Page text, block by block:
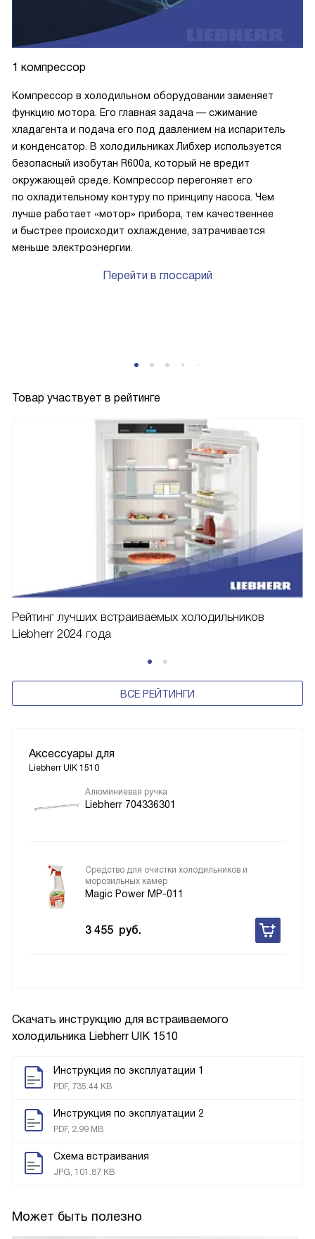
Скачать инструкцию для встраиваемого
холодильника Liebherr UIK 1510
Инструкция по эксплуатации 1
PDF, 735.44 KB
Инструкция по эксплуатации 2
PDF, 2.99 MB
Схема встраивания
JPG, 101.87 KB
Может быть полезно
1 компрессор
Компрессор в холодильном оборудовании заменяет
функцию мотора. Его главная задача — сжимание
хладагента и подача его под давлением на испаритель
и конденсатор. В холодильниках Либхер используется
безопасный изобутан R600a, который не вредит
окружающей среде. Компрессор перегоняет его
по охладительному контуру по принципу насоса. Чем
лучше работает «мотор» прибора, тем качественнее
и быстрее происходит охлаждение, затрачивается
меньше электроэнергии.
Перейти в глоссарий
Товар участвует в рейтинге
Рейтинг лучших встраиваемых холодильников
Liebherr 2024 года
ВСЕ РЕЙТИНГИ
Аксессуары для
Liebherr UIK 1510
Алюминиевая ручка
Liebherr 704336301
Средство для очистки холодильников и
морозильных камер
Magic Power MP-011
3 455 руб.